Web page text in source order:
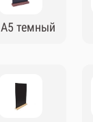
А5 темный